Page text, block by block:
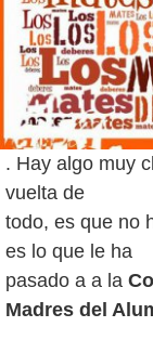
. Hay algo muy
vuelta de
todo, es que no
es lo que le ha
pasado a a la
Madres del